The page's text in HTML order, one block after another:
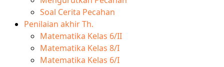
Soal Cerita Pecahan
Penilaian akhir Th.
Matematika Kelas 6/II
Matematika Kelas 8/I
Matematika Kelas 6/I